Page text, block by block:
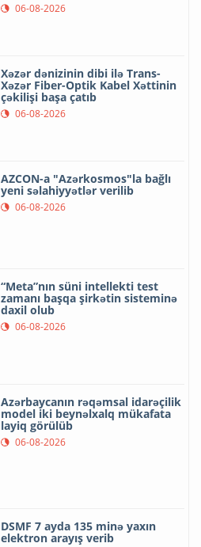
06-08-2026
Xəzər dənizinin dibi ilə Trans-
Xəzər Fiber-Optik Kabel Xəttinin
çəkilişi başa çatıb
06-08-2026
AZCON-a "Azərkosmos"la bağlı
yeni səlahiyyətlər verilib
06-08-2026
“Meta”nın süni intellekti test
zamanı başqa şirkətin sisteminə
daxil olub
06-08-2026
Azərbaycanın rəqəmsal idarəçilik
model iki beynəlxalq mükafata
layiq görülüb
06-08-2026
DSMF 7 ayda 135 minə yaxın
elektron arayış verib